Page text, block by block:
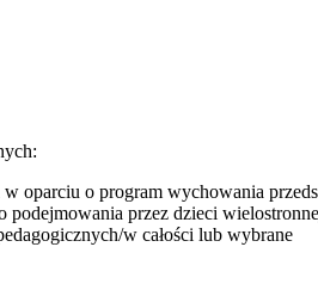
oparciu o program wychowania
przez dzieci
w całości lub wybrane